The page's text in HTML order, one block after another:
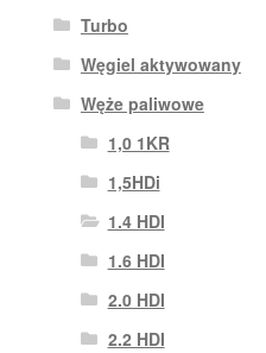
Turbo
Węgiel aktywowany
Węże paliwowe
1,0 1KR
1,5HDi
1.4 HDI
1.6 HDI
2.0 HDI
2.2 HDI